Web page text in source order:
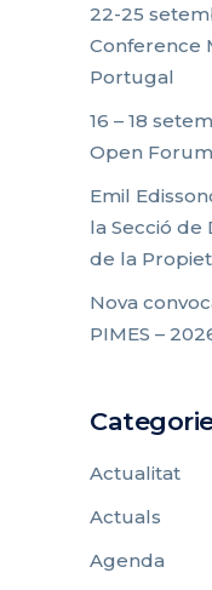
22-25
Conference
Portugal
16 – 18
Open
Emil
la Secció de
de la
Nova
PIMES –
Actualitat
Actuals
Agenda